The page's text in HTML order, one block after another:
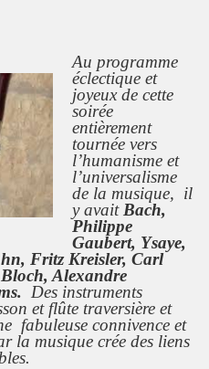
Au programme
éclectique et
joyeux de cette
soirée
entièrement
tournée vers
l’humanisme et
l’universalisme
de la musique, il
y avaitBach,
Philippe
Gaubert, Ysaye,
Fritz Kreisler, Carl
Alexandre
Des instruments
et flûte traversière et
fabuleuse connivence et
la musique crée des liens